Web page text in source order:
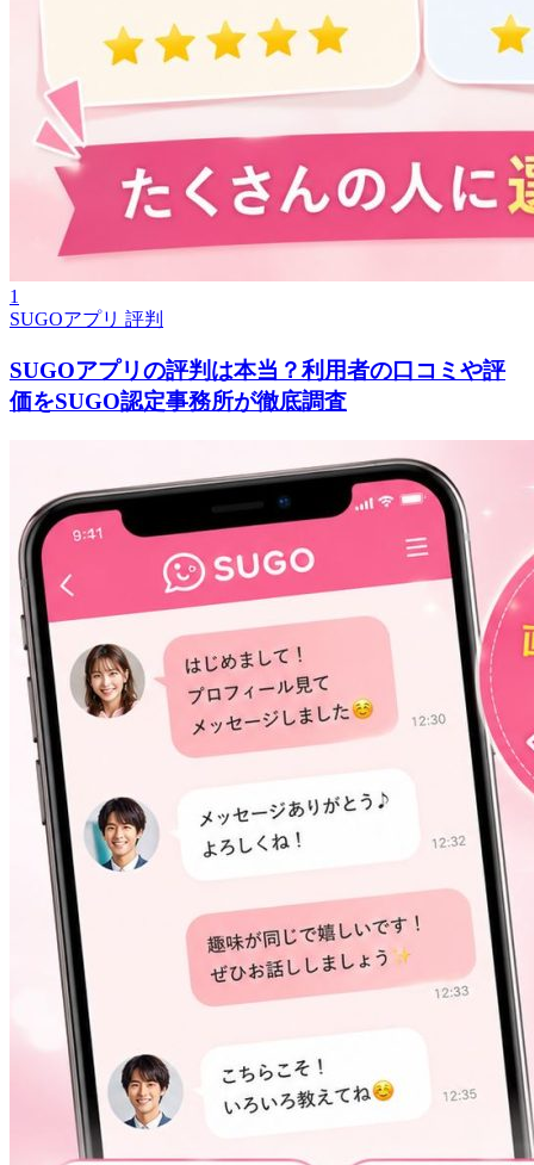
1
SUGOアプリ 評判
SUGOアプリの評判は本当？利用者の口コミや評
価をSUGO認定事務所が徹底調査